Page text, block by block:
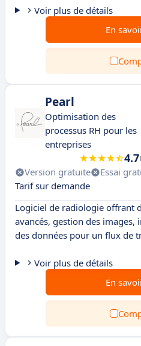
Voir plus de détails
En
Pearl
Optimisation des
processus RH pour les
entreprises
4.7
Version gratuite Essai
Tarif sur demande
Logiciel de radiologie offrant
avancés, gestion des
des données pour un flux de
Voir plus de détails
En